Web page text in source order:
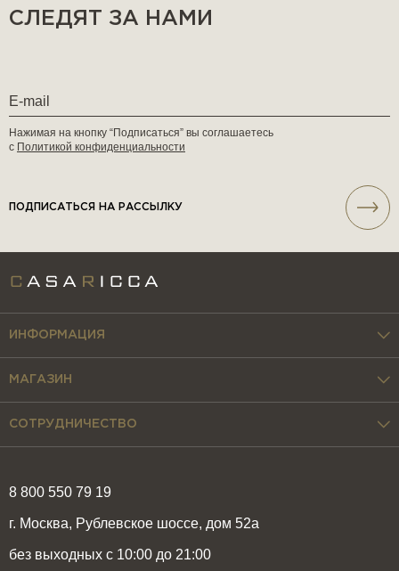
СЛЕДЯТ ЗА НАМИ
Нажимая на кнопку “Подписаться” вы соглашаетесь
с Политикой конфиденциальности
ПОДПИСАТЬСЯ НА РАССЫЛКУ
8 800 550 79 19
г. Москва, Рублевское шоссе, дом 52а
без выходных с 10:00 до 21:00
ИНФОРМАЦИЯ
МАГАЗИН
СОТРУДНИЧЕСТВО